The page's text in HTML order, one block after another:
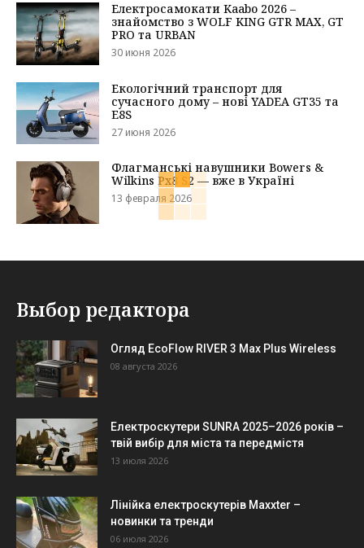
Електросамокати Kaabo 2026 –
знайомство з WOLF KING GTR MAX, GT
PRO та URBAN
30 июня 2026
Екологічний транспорт для
сучасного дому – нові YADEA GT35 та
E8S
27 июня 2026
Флагманські навушники Bowers &
Wilkins Px8 S2 — вже в Україні
13 февраля 2026
Выбор редактора
Огляд EcoFlow RIVER 3 Max Plus Wireless
08 августа 2026
Електроскутери SUNRA 2025–2026 років –
твій вибір для міста та передмістя
13 июля 2026
Лінійка електроскутерів Maxxter –
новинки та тренди
06 июля 2026